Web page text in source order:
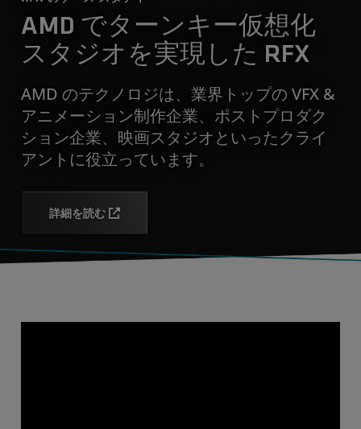
AMD でターンキー仮想化
スタジオを実現した RFX
AMD のテクノロジは、業界トップの VFX &
アニメーション制作企業、ポストプロダク
ション企業、映画スタジオといったクライ
アントに役立っています。
詳細を読む